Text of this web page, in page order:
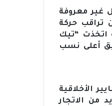
غير معروفة
تراقب حركة
اتخذت “تيك
أعلى نسب
الأخلاقية
من الاتجار